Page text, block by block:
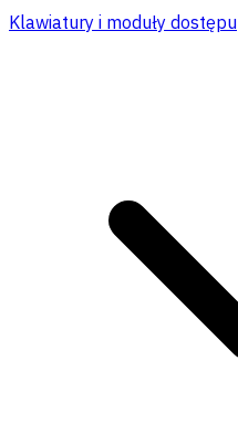
Klawiatury i moduły dostępu